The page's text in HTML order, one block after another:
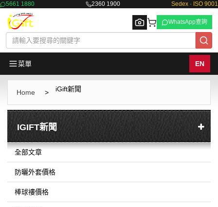
5661 1880 2360 1900 Sedex · ISO 9001
WhatsApp查詢
菜單 EN
Home > iGift新聞
IGIFT新聞
全部文章
防曬外套價格
棒球褸價格